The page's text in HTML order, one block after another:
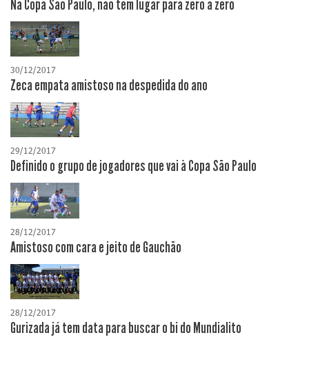
Na Copa São Paulo, não tem lugar para zero a zero
30/12/2017
Zeca empata amistoso na despedida do ano
29/12/2017
Definido o grupo de jogadores que vai à Copa São Paulo
28/12/2017
Amistoso com cara e jeito de Gauchão
28/12/2017
Gurizada já tem data para buscar o bi do Mundialito